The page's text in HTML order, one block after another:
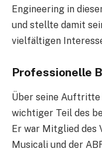
Engineering in
und stellte damit
vielfältigen
Professionelle
Über seine Auftritte
wichtiger Teil des
Er war Mitglied des
Musicali und der